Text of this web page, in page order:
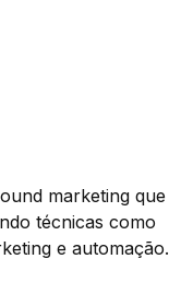
marketing que
técnicas como
e automação.